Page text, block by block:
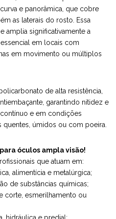
e panorâmica, que cobre
as laterais do rosto. Essa
amplia significativamente a
em locais com
em movimento ou múltiplos
de alta resistência,
garantindo nitidez e
e em condições
úmidos ou com poeira.
óculos ampla visão!
que atuam em:
alimentícia e metalúrgica;
de substâncias químicas;
corte, esmerilhamento ou